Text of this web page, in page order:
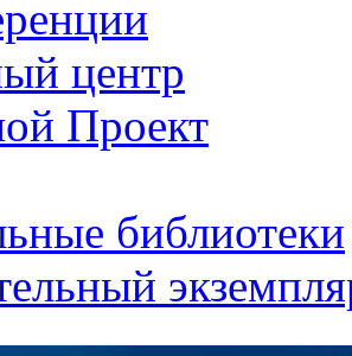
центр
Проект
библиотеки